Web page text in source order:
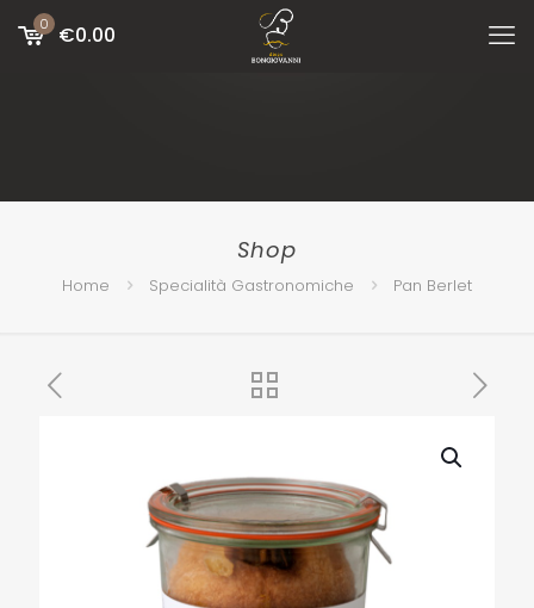
0 €0.00
Shop
Home Specialità Gastronomiche Pan Berlet